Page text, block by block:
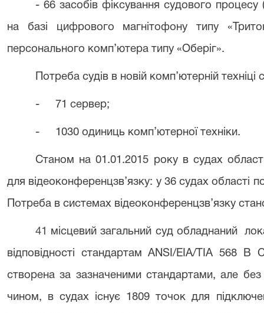
- 66 засобів фіксування судового процесу
на базі цифрового магнітофону типу
персонального комп’ютера типу «Оберіг».
Потреба судів в новій комп’ютерній техніці
- 71 сервер;
- 1030 одиниць комп’ютерної техніки.
Станом на 01.01.2015 року в судах
для відеоконференцзв’язку: у 36 судах області
Потреба в системах відеоконференцзв’язку
41 місцевий загальний суд обладнаний
відповідності стандартам ANSI/EIA/TIA 568
створена за зазначеними стандартами, але без
чином, в судах існує 1809 точок для